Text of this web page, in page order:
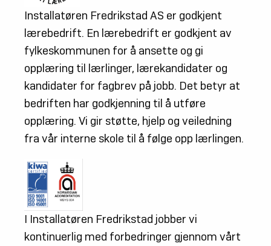
Installatøren Fredrikstad AS er godkjent
lærebedrift. En lærebedrift er godkjent av
fylkeskommunen for å ansette og gi
opplæring til lærlinger, lærekandidater og
kandidater for fagbrev på jobb. Det betyr at
bedriften har godkjenning til å utføre
opplæring. Vi gir støtte, hjelp og veiledning
fra vår interne skole til å følge opp lærlingen.
I Installatøren Fredrikstad jobber vi
kontinuerlig med forbedringer gjennom vårt